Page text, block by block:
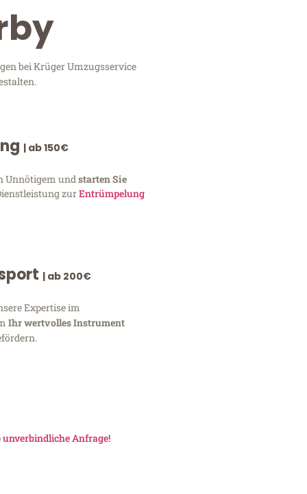
bei Krüger Umzugsservice
| ab 150€
Unnötigem und starten Sie
zurEntrümpelung
| ab 200€
Expertise im
Ihr wertvolles Instrument
unverbindliche Anfrage!